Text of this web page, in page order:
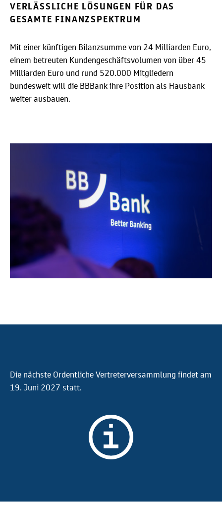
VERLÄSSLICHE LÖSUNGEN FÜR DAS
GESAMTE FINANZSPEKTRUM
Mit einer künftigen Bilanzsumme von 24 Milliarden Euro,
einem betreuten Kundengeschäftsvolumen von über 45
Milliarden Euro und rund 520.000 Mitgliedern
bundesweit will die BBBank ihre Position als Hausbank
weiter ausbauen.
Die nächste Ordentliche Vertreterversammlung findet am
19. Juni 2027 statt.